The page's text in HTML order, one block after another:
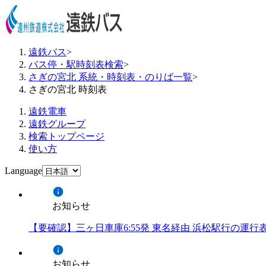
遠鉄バス>
バス停・駅時刻表検索>
さぎの宮北 系統・時刻表・のりば一覧>
さぎの宮北 時刻表
遠鉄電車
遠鉄グループ
検索トップページ
使い方
Language
お知らせ
【要確認】三ヶ日車庫6:55発 東名経由 浜松駅行の運行
お知らせ